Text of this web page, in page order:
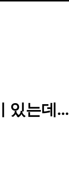
있는데...